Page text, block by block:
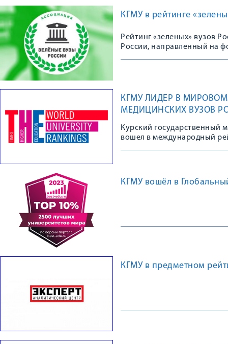
КГМУ в рейтинге
Рейтинг «зеленых» вузов
России, направленный на
КГМУ ЛИДЕР В МИРОВОМ
МЕДИЦИНСКИХ ВУЗОВ
Курский государственный
вошел в международный
КГМУ вошёл в
КГМУ в предметном